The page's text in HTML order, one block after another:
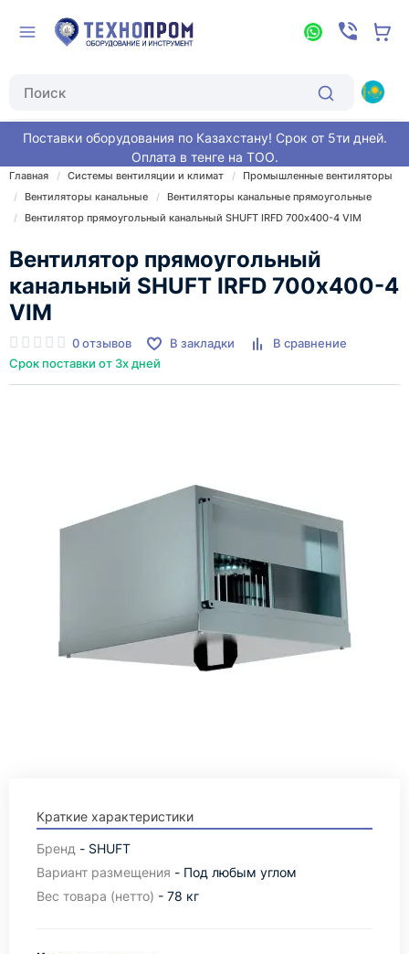
Поставки оборудования по Казахстану! Срок от 5ти дней.
Оплата в тенге на ТОО.
Главная Системы вентиляции и климат
Промышленные вентиляторы
Вентиляторы канальные
Вентиляторы канальные прямоугольные
Вентилятор прямоугольный канальный SHUFT IRFD 700х400-4 VIM
Вентилятор прямоугольный
канальный SHUFT IRFD 700х400-4
VIM
0 отзывов В закладки
В сравнение
Срок поставки от 3х дней
Краткие характеристики
Бренд - SHUFT
Вариант размещения - Под любым углом
Вес товара (нетто) - 78 кг